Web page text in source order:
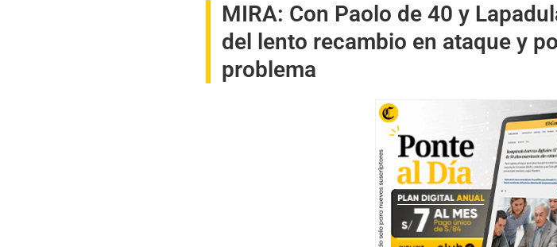
MIRA: Con Paolo de 40 y
del lento recambio en ataque y
problema